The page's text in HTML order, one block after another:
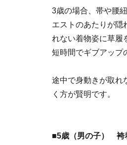
3歳の場合、帯や腰
エストのあたりが隠
れない着物姿に草履
短時間でギブアップ
途中で身動きが取れ
く方が賢明です。
■5歳（男の子） 袴